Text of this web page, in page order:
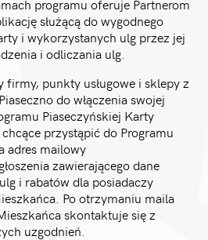
programu oferuje Partnerom
służącą do wygodnego
i wykorzystanych ulg przez jej
i odliczania ulg.
firmy, punkty usługowe i sklepy z
do włączenia swojej
Piaseczyńskiej Karty
przystąpić do Programu
adres mailowy
zawierającego dane
i rabatów dla posiadaczy
Po otrzymaniu maila
skontaktuje się z
uzgodnień.